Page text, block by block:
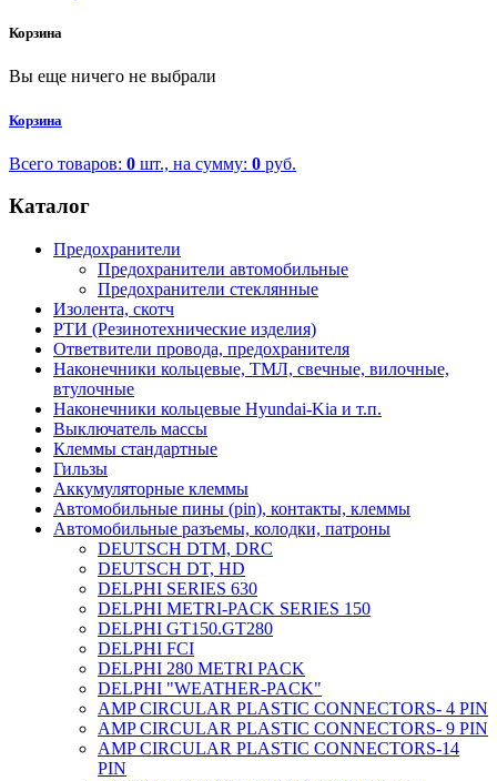
Корзина
Вы еще ничего не выбрали
Корзина
Всего товаров: 0 шт., на сумму: 0 руб.
Каталог
Предохранители
Предохранители автомобильные
Предохранители стеклянные
Изолента, скотч
РТИ (Резинотехнические изделия)
Ответвители провода, предохранителя
Наконечники кольцевые, ТМЛ, свечные, вилочные,
втулочные
Наконечники кольцевые Hyundai-Kia и т.п.
Выключатель массы
Клеммы стандартные
Гильзы
Аккумуляторные клеммы
Автомобильные пины (pin), контакты, клеммы
Автомобильные разъемы, колодки, патроны
DEUTSCH DTM, DRC
DEUTSCH DT, HD
DELPHI SERIES 630
DELPHI METRI-PACK SERIES 150
DELPHI GT150.GT280
DELPHI FCI
DELPHI 280 METRI PACK
DELPHI "WEATHER-PACK"
AMP CIRCULAR PLASTIC CONNECTORS- 4 PIN
AMP CIRCULAR PLASTIC CONNECTORS- 9 PIN
AMP CIRCULAR PLASTIC CONNECTORS-14
PIN